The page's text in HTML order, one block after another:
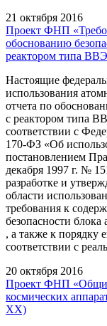
21 октября 2016
Проект ФНП
обоснованию
реактором типа
Настоящие
использования
отчета по
с реактором типа
соответствии с
170-ФЗ «Об
постановлением
декабря 1997 г. №
разработке и
области
требования к
безопасности
, а также к порядку
соответствии c
20 октября 2016
Проект ФНП «Общие
космических
ХХ)